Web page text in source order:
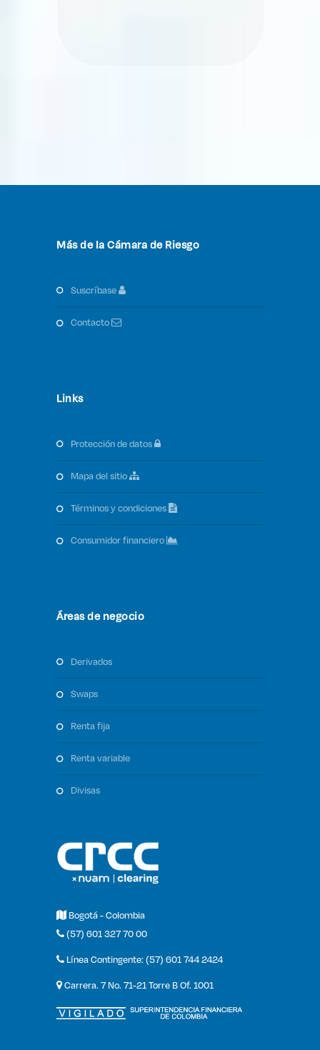
Más de la Cámara de Riesgo
suscríbase
contacto
Links
protección de datos
mapa del sitio
términos y condiciones
consumidor financiero
Áreas de negocio
derivados
swaps
renta fija
renta variable
divisas
Bogotá - Colombia
(57) 601 327 70 00
Línea Contingente: (57) 601 744 2424
Carrera. 7 No. 71-21 Torre B Of. 1001